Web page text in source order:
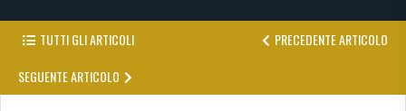
TUTTI GLI ARTICOLI
PRECEDENTE ARTICOLO
SEGUENTE ARTICOLO